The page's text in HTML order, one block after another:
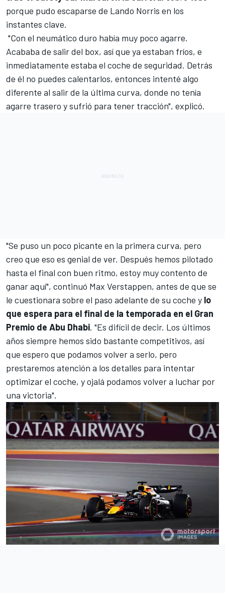
porque pudo escaparse de Lando Norris en los
instantes clave.
"Con el neumático duro había muy poco agarre.
Acababa de salir del box, así que ya estaban fríos, e
inmediatamente estaba el coche de seguridad. Detrás
de él no puedes calentarlos, entonces intenté algo
diferente al salir de la última curva, donde no tenía
agarre trasero y sufrió para tener tracción", explicó.
"Se puso un poco picante en la primera curva, pero
creo que eso es genial de ver. Después hemos pilotado
hasta el final con buen ritmo, estoy muy contento de
ganar aquí", continuó Max Verstappen, antes de que se
le cuestionara sobre el paso adelante de su coche y lo
que espera para el final de la temporada en el Gran
Premio de Abu Dhabi. "Es difícil de decir. Los últimos
años siempre hemos sido bastante competitivos, así
que espero que podamos volver a serlo, pero
prestaremos atención a los detalles para intentar
optimizar el coche, y ojalá podamos volver a luchar por
una victoria".